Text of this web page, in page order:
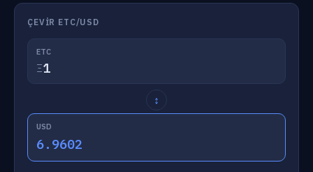
ÇEVIR ETC/USD
ETC
Ξ
↕
USD
6.9602